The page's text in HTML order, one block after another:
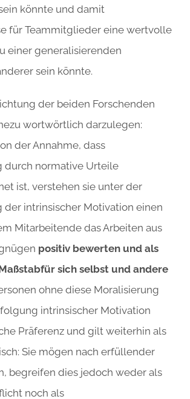
könnte und damit
für Teammitglieder eine wertvolle
einer generalisierenden
sein könnte.
der beiden Forschenden
wortwörtlich darzulegen:
der Annahme, dass
durch normative Urteile
ist, verstehen sie unter der
der intrinsischer Motivation einen
Mitarbeitende das Arbeiten aus
positiv bewerten und als
für sich selbst und andere
ohne diese Moralisierung
intrinsischer Motivation
Präferenz und gilt weiterhin als
Sie mögen nach erfüllender
begreifen dies jedoch weder als
noch als